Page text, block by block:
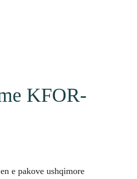
KFOR-
e pakove ushqimore